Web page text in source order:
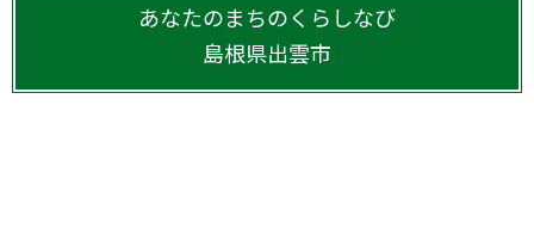
あなたのまちのくらしなび
島根県出雲市